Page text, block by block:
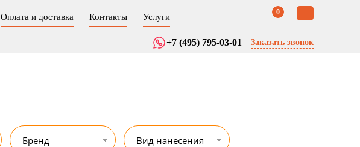
Оплата и доставка Контакты Услуги 0
+7 (495) 795-03-01 Заказать звонок
Бренд Вид нанесения